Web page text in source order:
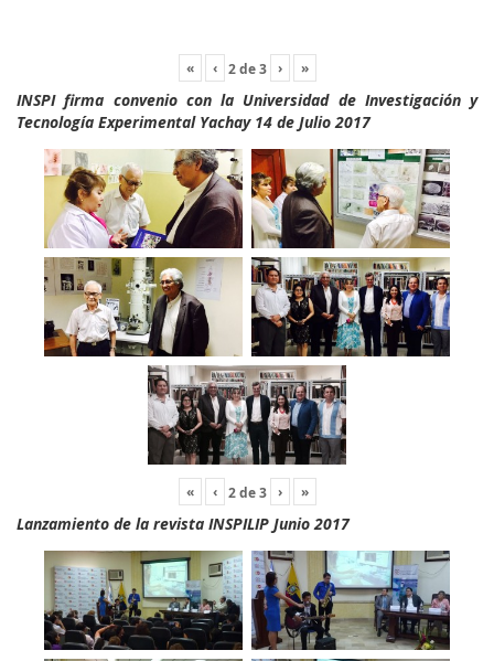
« ‹ 2de3 › »
INSPI firma convenio con la Universidad de Investigación y
Tecnología Experimental Yachay 14 de Julio 2017
« ‹ 2de3 › »
Lanzamiento de la revista INSPILIP Junio 2017